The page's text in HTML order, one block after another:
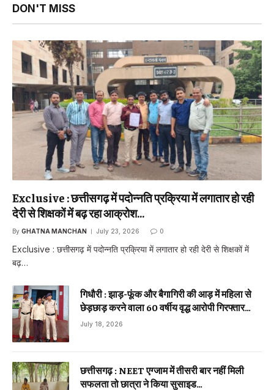
DON'T MISS
Exclusive : छत्तीसगढ़ में पदोन्नति प्रक्रिया में लगातार हो रही
देरी से शिक्षकों में बढ़ रहा आक्रोश…
By GHATNA MANCHAN July 23, 2026 0
Exclusive : छत्तीसगढ़ में पदोन्नति प्रक्रिया में लगातार हो रही देरी से शिक्षकों में
बढ़…
गिधौरी : झाड़-फूंक और बैगागिरी की आड़ में महिला से
छेड़छाड़ करने वाला 60 वर्षीय वृद्ध आरोपी गिरफ्तार…
July 18, 2026
छत्तीसगढ़ : NEET एग्जाम में तीसरी बार नहीं मिली
सफलता तो छात्रा ने किया सुसाइड…